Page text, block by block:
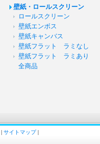
壁紙・ロールスクリーン
ロールスクリーン
壁紙エンボス
壁紙キャンバス
壁紙フラット ラミなし
壁紙フラット ラミあり
全商品
| サイトマップ|